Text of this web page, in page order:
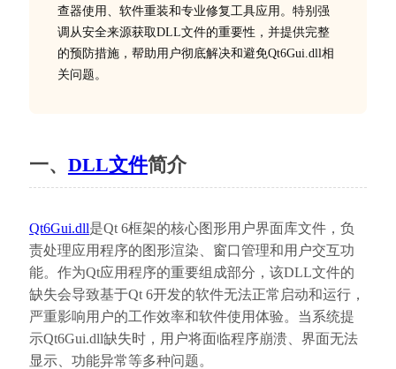
查器使用、软件重装和专业修复工具应用。特别强
调从安全来源获取DLL文件的重要性，并提供完整
的预防措施，帮助用户彻底解决和避免Qt6Gui.dll相
关问题。
一、 DLL文件简介
Qt6Gui.dll是Qt 6框架的核心图形用户界面库文件，负
责处理应用程序的图形渲染、窗口管理和用户交互功
能。作为Qt应用程序的重要组成部分，该DLL文件的
缺失会导致基于Qt 6开发的软件无法正常启动和运行，
严重影响用户的工作效率和软件使用体验。当系统提
示Qt6Gui.dll缺失时，用户将面临程序崩溃、界面无法
显示、功能异常等多种问题。